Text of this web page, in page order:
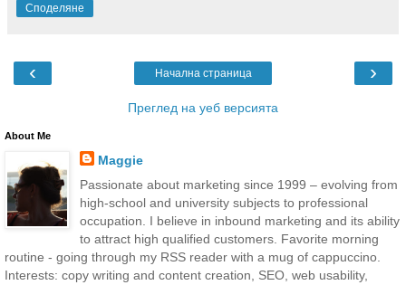
Споделяне
‹ ›
Начална страница
Преглед на уеб версията
About Me
Maggie
Passionate about marketing since 1999 – evolving from
high-school and university subjects to professional
occupation. I believe in inbound marketing and its ability
to attract high qualified customers. Favorite morning
routine - going through my RSS reader with a mug of cappuccino.
Interests: copy writing and content creation, SEO, web usability,